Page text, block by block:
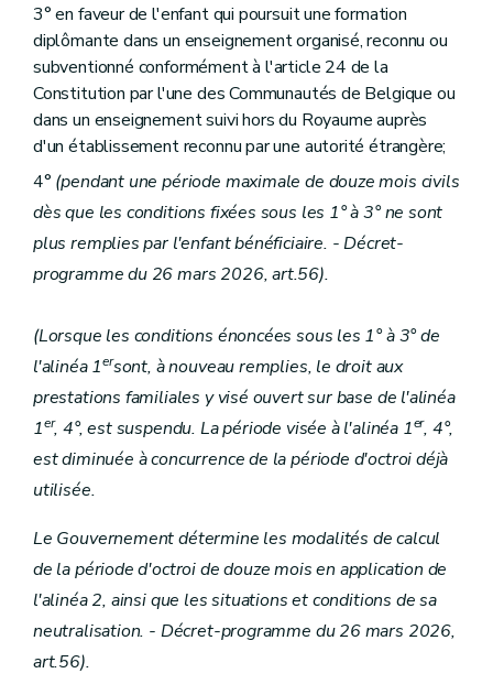
3° en faveur de l'enfant qui poursuit une formation
diplômante dans un enseignement organisé, reconnu ou
subventionné conformément à l'article 24 de la
Constitution par l'une des Communautés de Belgique ou
dans un enseignement suivi hors du Royaume auprès
d'un établissement reconnu par une autorité étrangère;
4° (pendant une période maximale de douze mois civils
dès que les conditions fixées sous les 1° à 3° ne sont
plus remplies par l'enfant bénéficiaire. - Décret-
programme du 26 mars 2026, art.56).
(Lorsque les conditions énoncées sous les 1° à 3° de
l'alinéa 1ersont, à nouveau remplies, le droit aux
prestations familiales y visé ouvert sur base de l'alinéa
1er, 4°, est suspendu. La période visée à l'alinéa 1er, 4°,
est diminuée à concurrence de la période d'octroi déjà
utilisée.
Le Gouvernement détermine les modalités de calcul
de la période d'octroi de douze mois en application de
l'alinéa 2, ainsi que les situations et conditions de sa
neutralisation. - Décret-programme du 26 mars 2026,
art.56).